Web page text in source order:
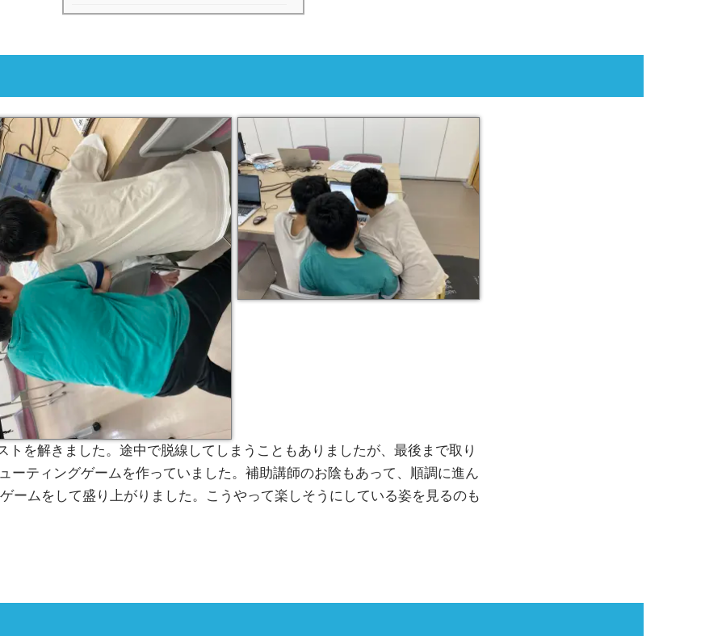
トを解きました。途中で脱線してしまうこともありましたが、最後まで取り
ーティングゲームを作っていました。補助講師のお陰もあって、順調に進ん
ームをして盛り上がりました。こうやって楽しそうにしている姿を見るのも